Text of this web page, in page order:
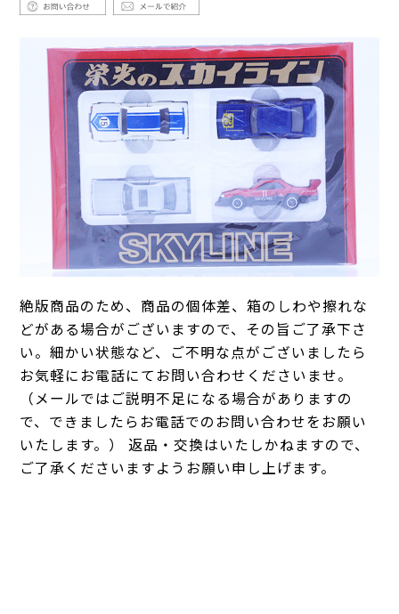
絶版商品のため、商品の個体差、箱のしわや擦れな
どがある場合がございますので、その旨ご了承下さ
い。細かい状態など、ご不明な点がございましたら
お気軽にお電話にてお問い合わせくださいませ。
（メールではご説明不足になる場合がありますの
で、できましたらお電話でのお問い合わせをお願い
いたします。） 返品・交換はいたしかねますので、
ご了承くださいますようお願い申し上げます。